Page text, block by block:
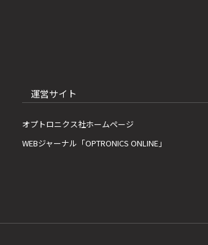
運営サイト
オプトロニクス社ホームページ
WEBジャーナル「OPTRONICS ONLINE」